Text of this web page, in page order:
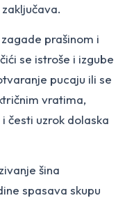
prašinom i
se istroše i izgube
pucaju ili se
vratima,
česti uzrok dolaska
šina
spasava skupu